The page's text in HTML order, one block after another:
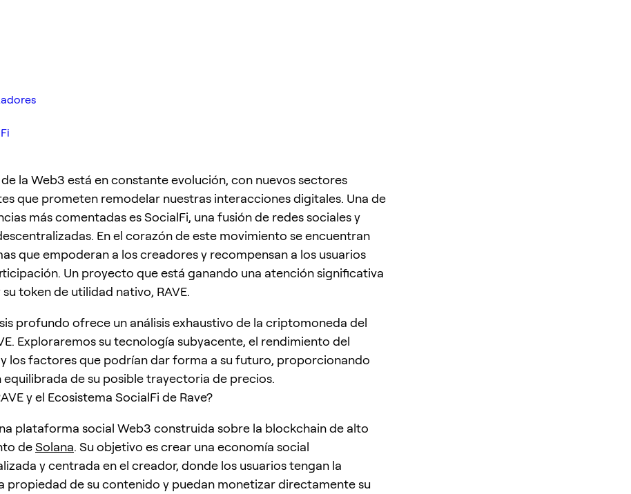
la Web3 está en constante evolución, con nuevos sectores
que prometen remodelar nuestras interacciones digitales. Una de
más comentadas es SocialFi, una fusión de redes sociales y
En el corazón de este movimiento se encuentran
que empoderan a los creadores y recompensan a los usuarios
Un proyecto que está ganando una atención significativa
su token de utilidad nativo, RAVE.
profundo ofrece un análisis exhaustivo de la criptomoneda del
Exploraremos su tecnología subyacente, el rendimiento del
los factores que podrían dar forma a su futuro, proporcionando
equilibrada de su posible trayectoria de precios.
y el Ecosistema SocialFi de Rave?
plataforma social Web3 construida sobre la blockchain de alto
deSolana. Su objetivo es crear una economía social
y centrada en el creador, donde los usuarios tengan la
propiedad de su contenido y puedan monetizar directamente su